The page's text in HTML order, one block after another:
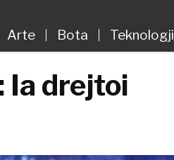
Arte Bota Teknologji
Ia drejtoi